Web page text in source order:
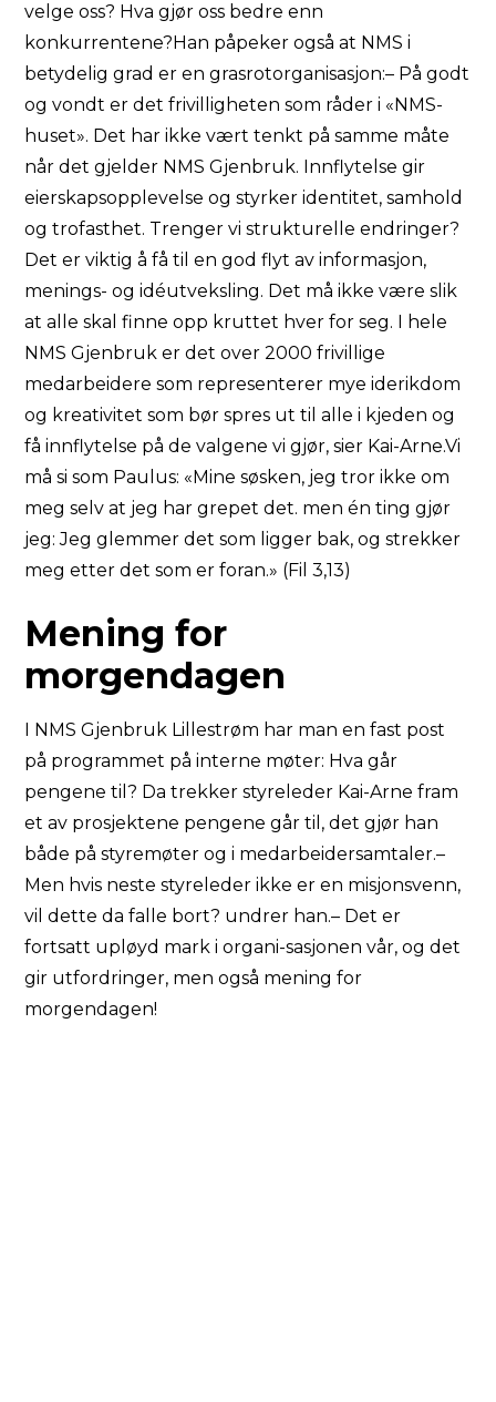
velge oss? Hva gjør oss bedre enn
konkurrentene?Han påpeker også at NMS i
betydelig grad er en grasrotorganisasjon:– På godt
og vondt er det frivilligheten som råder i «NMS-
huset». Det har ikke vært tenkt på samme måte
når det gjelder NMS Gjenbruk. Innflytelse gir
eierskapsopplevelse og styrker identitet, samhold
og trofasthet. Trenger vi strukturelle endringer?
Det er viktig å få til en god flyt av informasjon,
menings- og idéutveksling. Det må ikke være slik
at alle skal finne opp kruttet hver for seg. I hele
NMS Gjenbruk er det over 2000 frivillige
medarbeidere som representerer mye iderikdom
og kreativitet som bør spres ut til alle i kjeden og
få innflytelse på de valgene vi gjør, sier Kai-Arne.Vi
må si som Paulus: «Mine søsken, jeg tror ikke om
meg selv at jeg har grepet det. men én ting gjør
jeg: Jeg glemmer det som ligger bak, og strekker
meg etter det som er foran.» (Fil 3,13)
Mening for
morgendagen
I NMS Gjenbruk Lillestrøm har man en fast post
på programmet på interne møter: Hva går
pengene til? Da trekker styreleder Kai-Arne fram
et av prosjektene pengene går til, det gjør han
både på styremøter og i medarbeidersamtaler.–
Men hvis neste styreleder ikke er en misjonsvenn,
vil dette da falle bort? undrer han.– Det er
fortsatt upløyd mark i organi-sasjonen vår, og det
gir utfordringer, men også mening for
morgendagen!